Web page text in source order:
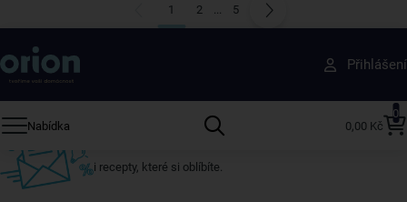
1 2 ... 5
Přihlášení
Nabídka
0
0,00 Kč
Získejte rady, recepty a tipy na slevy dřív než
ostatní
Přihlaste se k odběru našeho newsletteru.
i recepty, které si oblíbíte.